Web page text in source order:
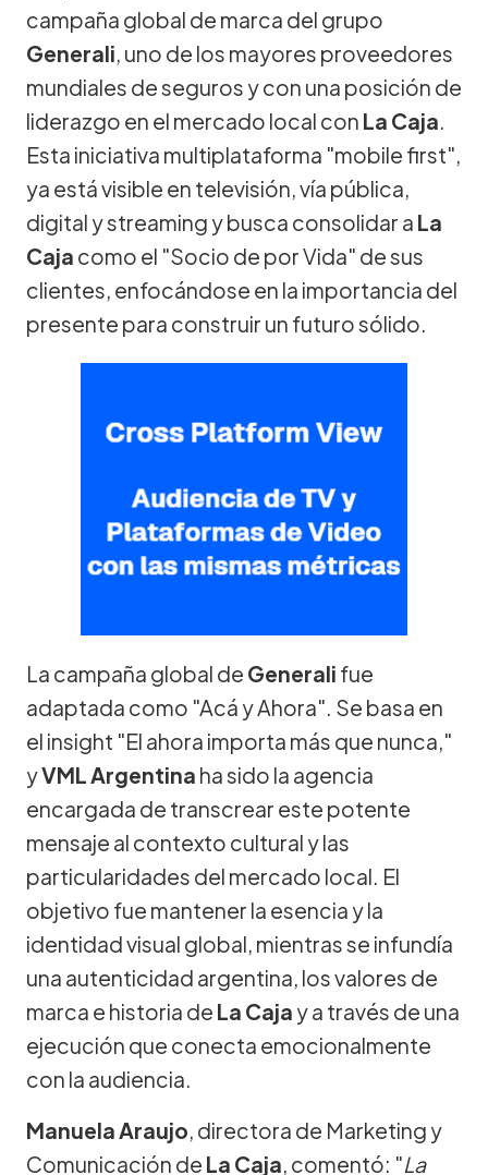
campaña global de marca del grupo
Generali, uno de los mayores proveedores
mundiales de seguros y con una posición de
liderazgo en el mercado local con La Caja.
Esta iniciativa multiplataforma "mobile first",
ya está visible en televisión, vía pública,
digital y streaming y busca consolidar a La
Caja como el "Socio de por Vida" de sus
clientes, enfocándose en la importancia del
presente para construir un futuro sólido.
La campaña global de Generali fue
adaptada como "Acá y Ahora". Se basa en
el insight "El ahora importa más que nunca,"
yVML Argentina ha sido la agencia
encargada de transcrear este potente
mensaje al contexto cultural y las
particularidades del mercado local. El
objetivo fue mantener la esencia y la
identidad visual global, mientras se infundía
una autenticidad argentina, los valores de
marca e historia de La Caja y a través de una
ejecución que conecta emocionalmente
con la audiencia.
Manuela Araujo, directora de Marketing y
Comunicación de La Caja, comentó: "La